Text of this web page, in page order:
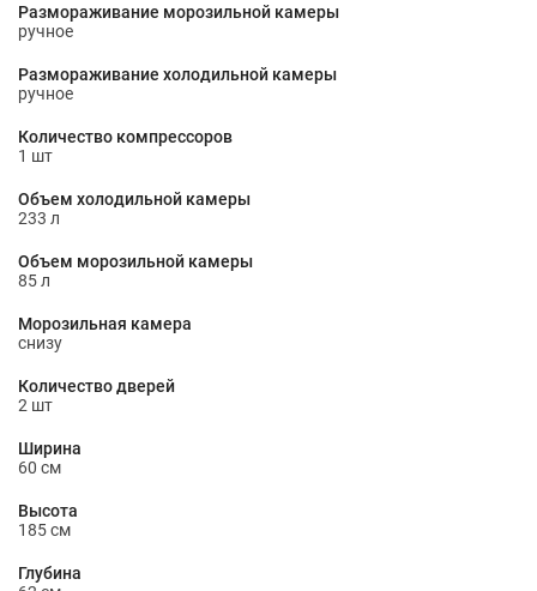
Размораживание морозильной камеры
ручное
Размораживание холодильной камеры
ручное
Количество компрессоров
1 шт
Объем холодильной камеры
233 л
Объем морозильной камеры
85 л
Морозильная камера
снизу
Количество дверей
2 шт
Ширина
60 см
Высота
185 см
Глубина